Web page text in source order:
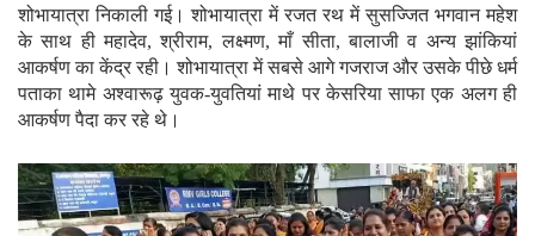
शोभायात्रा निकाली गई। शोभायात्रा में रजत रथ में सुसज्जित भगवान महेश
के साथ ही महादेव, श्रीराम, लक्ष्मण, माँ सीता, बालाजी व अन्य झांकियां
आकर्षण का केंद्र रही। शोभायात्रा में सबसे आगे गजराज और उसके पीछे धर्म
पताका थामे अश्वारूढ़ युवक-युवतियां माथे पर केसरिया साफा एक अलग ही
आकर्षण पैदा कर रहे थे।